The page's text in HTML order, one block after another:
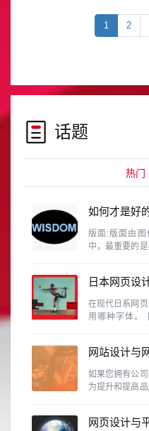
1 2
话题
热门
如何才是好
版面:版面由图
中，最重要的
日本网页设
究
在现代日系网
用哪种字体。
因此日本的网
网站设计与
区别有那些？
如果您拥有公
为提升和提高
网页设计与